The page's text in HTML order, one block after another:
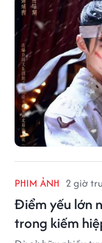
PHIM ẢNH 2 giờ
Điểm yếu lớn
trong kiếm